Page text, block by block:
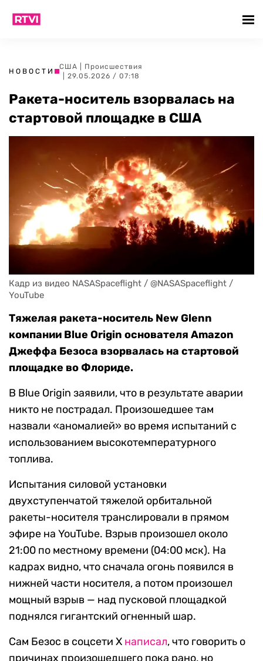
НОВОСТИ
США
Происшествия
| 29.05.2026 / 07:18
Ракета-носитель взорвалась на
стартовой площадке в США
Кадр из видео NASASpaceflight / @NASASpaceflight /
YouTube
Тяжелая ракета-носитель New Glenn
компании Blue Origin основателя Amazon
Джеффа Безоса взорвалась на стартовой
площадке во Флориде.
В Blue Origin заявили, что в результате аварии
никто не пострадал. Произошедшее там
назвали «аномалией» во время испытаний с
использованием высокотемпературного
топлива.
Испытания силовой установки
двухступенчатой тяжелой орбитальной
ракеты-носителя транслировали в прямом
эфире на YouTube. Взрыв произошел около
21:00 по местному времени (04:00 мск). На
кадрах видно, что сначала огонь появился в
нижней части носителя, а потом произошел
мощный взрыв — над пусковой площадкой
поднялся гигантский огненный шар.
Сам Безос в соцсети X написал, что говорить о
причинах произошедшего пока рано, но